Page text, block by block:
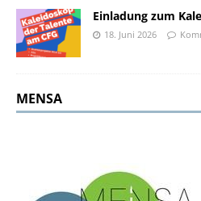
Einladung zum
18. Juni 2026
MENSA